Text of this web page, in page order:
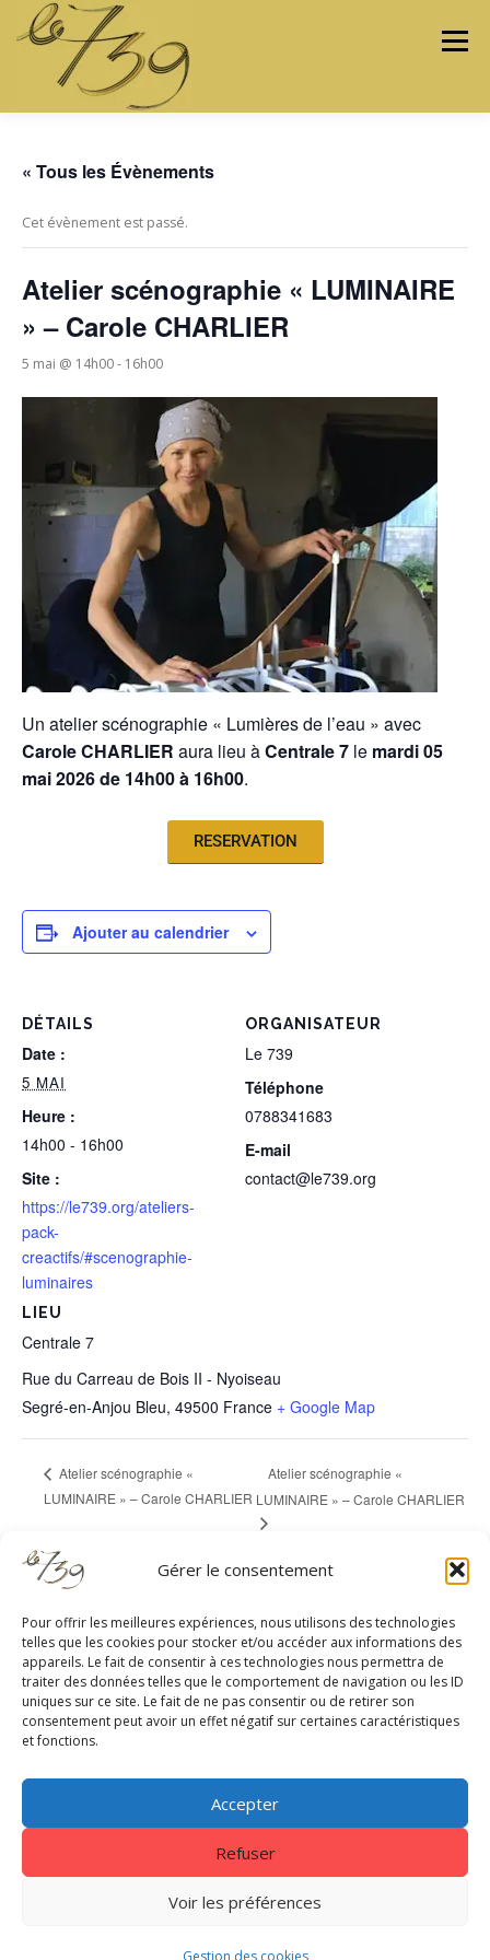
Gérer le consentement
Pour offrir les meilleures expériences, nous utilisons des technologies
telles que les cookies pour stocker et/ou accéder aux informations des
appareils. Le fait de consentir à ces technologies nous permettra de
traiter des données telles que le comportement de navigation ou les ID
uniques sur ce site. Le fait de ne pas consentir ou de retirer son
consentement peut avoir un effet négatif sur certaines caractéristiques
et fonctions.
Accepter
Refuser
Voir les préférences
Gestion des cookies
Menu
LES ATELIERS
CONTACTEZ-NOUS
« Tous les Évènements
Cet évènement est passé.
Atelier scénographie « LUMINAIRE
» – Carole CHARLIER
5 mai @ 14h00- 16h00
Un atelier scénographie « Lumières de l’eau » avec
Carole CHARLIER aura lieu àCentrale 7 le mardi 05
mai 2026 de 14h00 à 16h00.
RESERVATION
Ajouter au calendrier
DÉTAILS
Date :
5 MAI
Heure :
14h00 - 16h00
Site :
https://le739.org/ateliers-
pack-
creactifs/#scenographie-
luminaires
LIEU
Centrale 7
Rue du Carreau de Bois II - Nyoiseau
Segré-en-Anjou Bleu, 49500 France + Google Map
ORGANISATEUR
Le 739
Téléphone
0788341683
E-mail
contact@le739.org
Atelier scénographie «
LUMINAIRE » – Carole CHARLIER
Atelier scénographie «
LUMINAIRE » – Carole CHARLIER
RESTEZ À JOUR
EnVol Formations|Gestion des cookies
Mentions légales - Politique de confidentialité